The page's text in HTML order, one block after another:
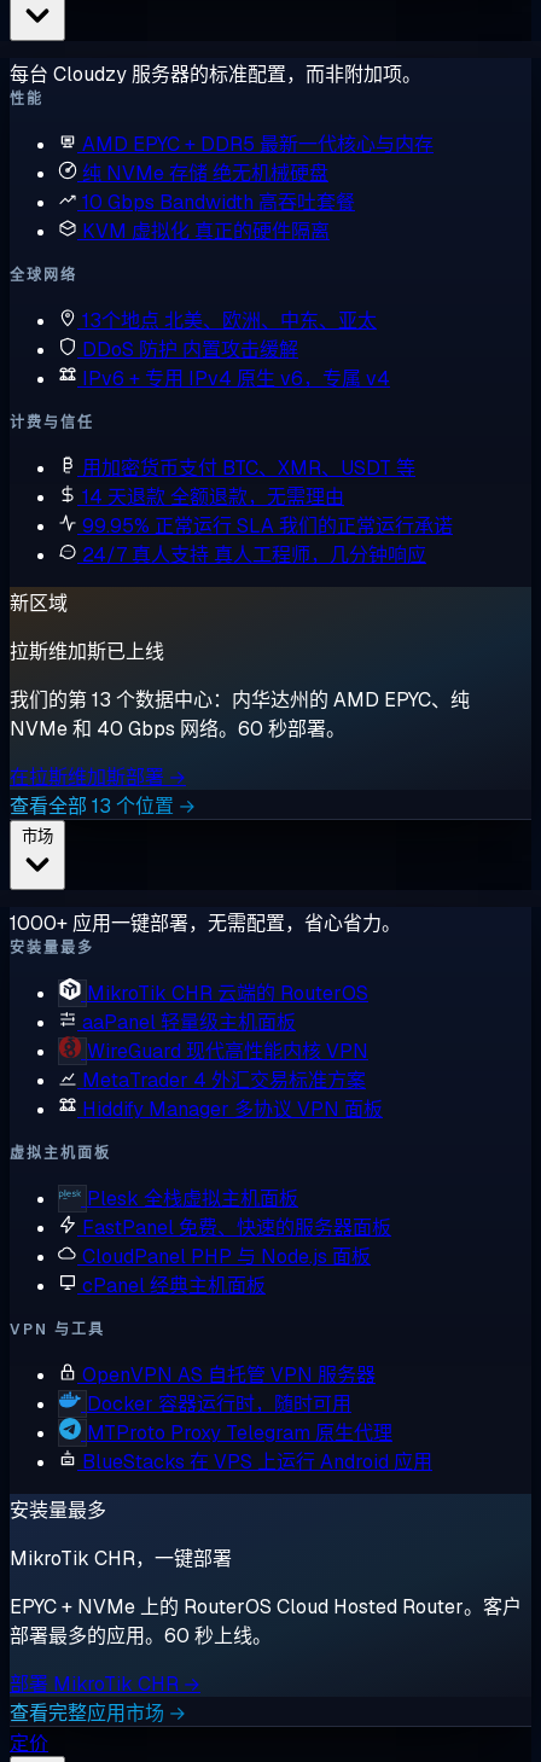
每台 Cloudzy 服务器的标准配置，而非附加项。
性能
AMD EPYC + DDR5 最新一代核心与内存
纯 NVMe 存储绝无机械硬盘
10 Gbps Bandwidth 高吞吐套餐
KVM 虚拟化 真正的硬件隔离
全球网络
13个地点 北美、欧洲、中东、亚太
DDoS 防护 内置攻击缓解
IPv6 + 专用 IPv4 原生 v6，专属 v4
计费与信任
用加密货币支付 BTC、XMR、USDT 等
14 天退款全额退款，无需理由
99.95% 正常运行 SLA我们的正常运行承诺
24/7 真人支持 真人工程师，几分钟响应
新区域
拉斯维加斯已上线
我们的第 13 个数据中心：内华达州的 AMD EPYC、纯
NVMe 和 40 Gbps 网络。60 秒部署。
在拉斯维加斯部署 →
查看全部 13 个位置 →
1000+ 应用一键部署，无需配置，省心省力。
安装量最多
MikroTik CHR 云端的 RouterOS
aaPanel轻量级主机面板
WireGuard 现代高性能内核 VPN
MetaTrader 4 外汇交易标准方案
Hiddify Manager 多协议 VPN 面板
虚拟主机面板
Plesk 全栈虚拟主机面板
FastPanel 免费、快速的服务器面板
CloudPanel PHP 与 Node.js 面板
cPanel经典主机面板
VPN 与工具
OpenVPN AS 自托管 VPN 服务器
Docker 容器运行时，随时可用
MTProto Proxy Telegram 原生代理
BlueStacks 在 VPS 上运行 Android 应用
安装量最多
MikroTik CHR，一键部署
EPYC + NVMe 上的 RouterOS Cloud Hosted Router。客户
部署最多的应用。60 秒上线。
部署 MikroTik CHR →
查看完整应用市场 →
定价